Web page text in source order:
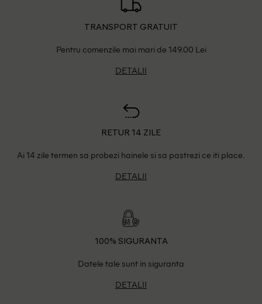
TRANSPORT GRATUIT
Pentru comenzile mai mari de 149.00 Lei
DETALII
RETUR 14 ZILE
Ai 14 zile termen sa probezi hainele si sa pastrezi ce iti place.
DETALII
100% SIGURANTA
Datele tale sunt in siguranta
DETALII